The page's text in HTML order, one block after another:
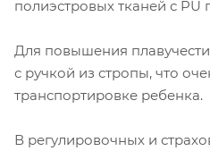
полиэстровых тканей с PU
Для повышения
с ручкой из стропы, что
транспортировке ребенка.
В регулировочных и